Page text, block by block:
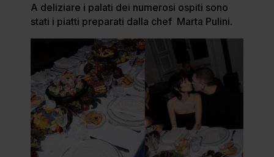
A deliziare i palati dei numerosi ospiti sono
stati i piatti preparati dalla chef Marta Pulini.